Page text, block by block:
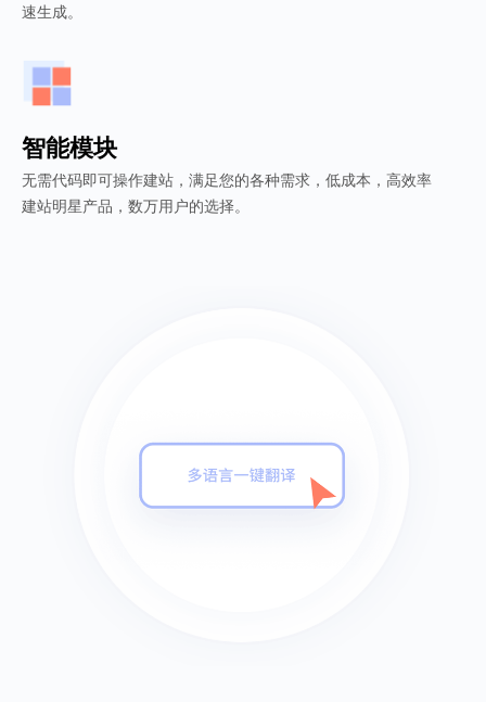
速生成。
智能模块
无需代码即可操作建站，满足您的各种需求，低成本，高效率
建站明星产品，数万用户的选择。